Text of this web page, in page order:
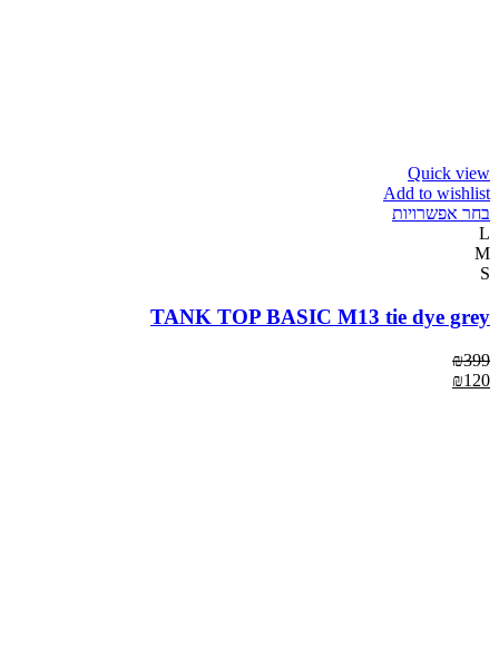
Quick view
Add to wishlist
בחר אפשרויות
L
M
S
TANK TOP BASIC M13 tie dye grey
₪399
₪120